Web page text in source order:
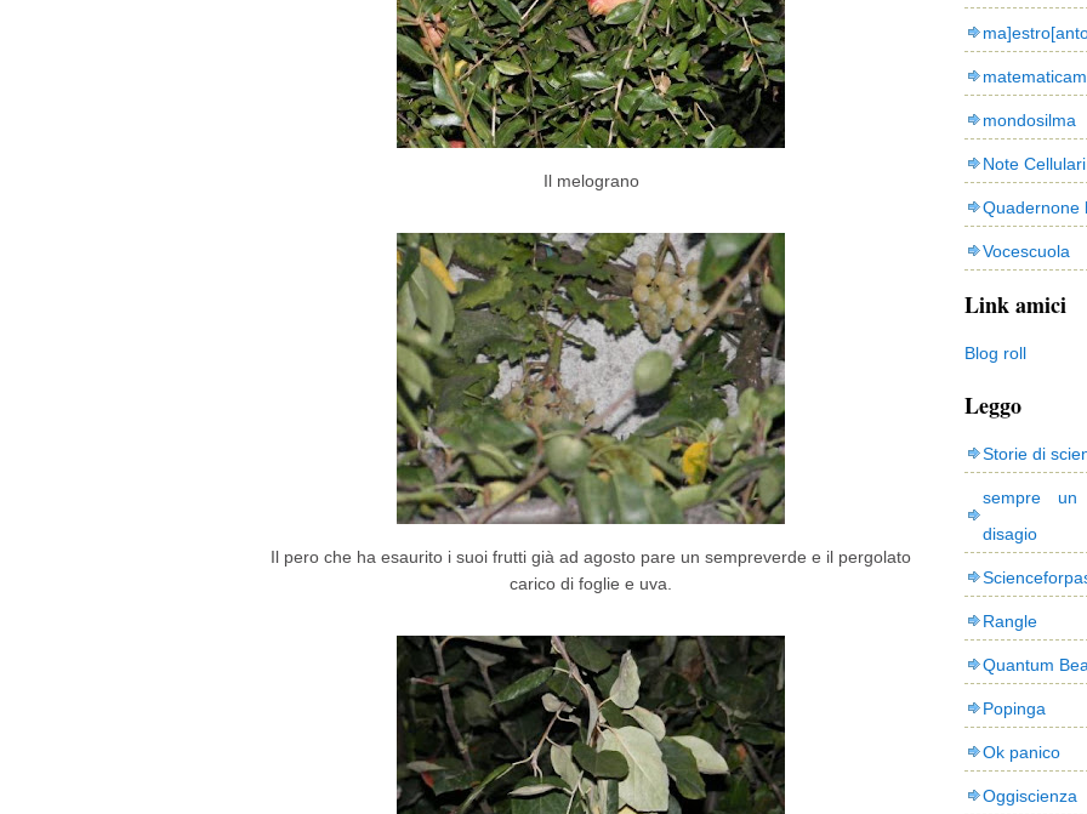
Il melograno
Il pero che ha esaurito i suoi frutti già ad agosto pare un sempreverde e il pergolato
carico di foglie e uva.
mondosilma
Note Cellulari
Quadernone
Vocescuola
Link amici
Blog roll
Leggo
Storie di
sempre
disagio
Rangle
Quantum
Popinga
Ok panico
Oggiscienza